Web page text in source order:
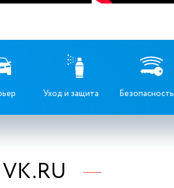
Уход и защита Безопасность